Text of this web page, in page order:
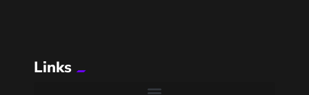
Топ Вести
Links